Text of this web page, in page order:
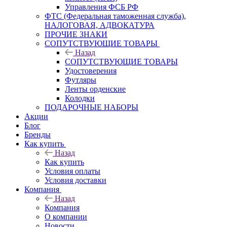
Управления ФСБ РФ
ФТС (Федеральная таможенная служба),
НАЛОГОВАЯ, АДВОКАТУРА
ПРОЧИЕ ЗНАКИ
СОПУТСТВУЮЩИЕ ТОВАРЫ
Назад
СОПУТСТВУЮЩИЕ ТОВАРЫ
Удостоверения
Футляры
Ленты орденские
Колодки
ПОДАРОЧНЫЕ НАБОРЫ
Акции
Блог
Бренды
Как купить
Назад
Как купить
Условия оплаты
Условия доставки
Компания
Назад
Компания
О компании